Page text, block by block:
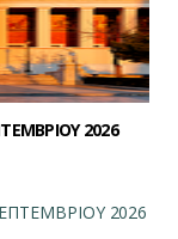
2026
2026